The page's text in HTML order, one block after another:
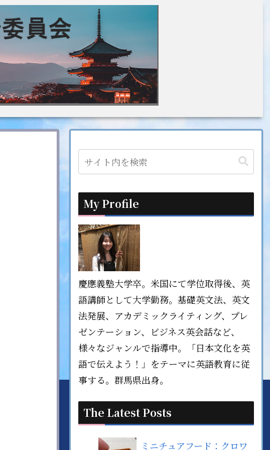
My Profile
慶應義塾大学卒。米国にて学位取得後、英
語講師として大学勤務。基礎英文法、英文
法発展、アカデミックライティング、プレ
ゼンテーション、ビジネス英会話など、
様々なジャンルで指導中。「日本文化を英
語で伝えよう！」をテーマに英語教育に従
事する。群馬県出身。
The Latest Posts
ミニチュアフード：クロワ